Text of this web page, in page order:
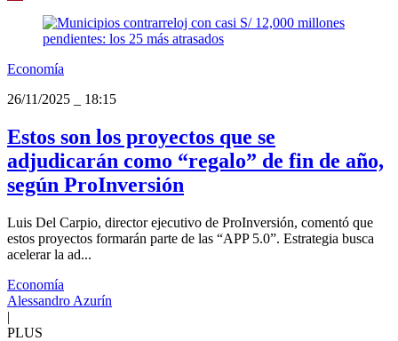
Economía
26/11/2025
18:15
Estos son los proyectos que se
adjudicarán como “regalo” de fin de año,
según ProInversión
Luis Del Carpio, director ejecutivo de ProInversión, comentó que
estos proyectos formarán parte de las “APP 5.0”. Estrategia busca
acelerar la ad...
Economía
Alessandro Azurín
|
PLUS